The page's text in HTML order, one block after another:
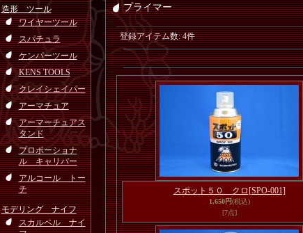
造形 ツール
ワイヤーツール
スパチュラ
ケンパーツール
KENS TOOLS
クレイシェイパー
アーマチュア
アーマーチュアス
タンド
プロポーショナ
ル キャリパー
アルコール トー
チ
モデリング ナイフ
スカルペル ナイ
プライマー
登録アイテム数:4件
スポット５０ クロ [SPO-001]
1,650円(税込)
[7点]